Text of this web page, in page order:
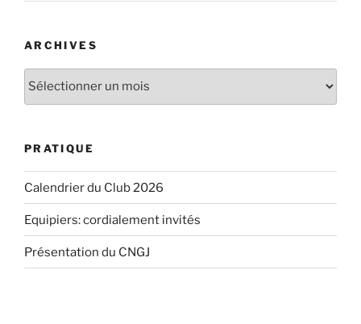
ARCHIVES
Archives
PRATIQUE
Calendrier du Club 2026
Equipiers: cordialement invités
Présentation du CNGJ